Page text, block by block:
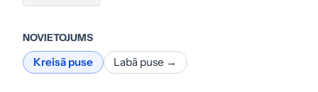
NOVIETOJUMS
Kreisā puse Labā puse →